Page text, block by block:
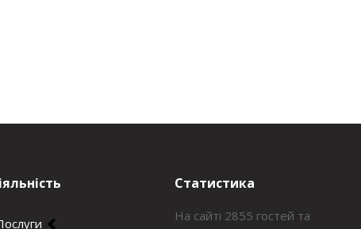
Статистика
На сайті 2855 гостей та